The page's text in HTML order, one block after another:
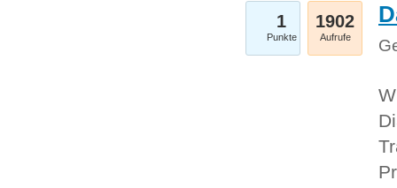
1
Punkte
1902
Aufrufe